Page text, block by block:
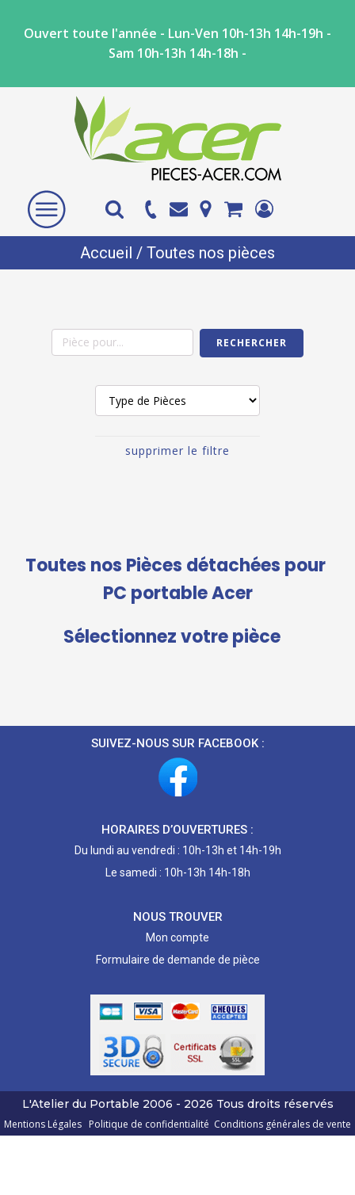
Ouvert toute l'année - Lun-Ven 10h-13h 14h-19h -
Sam 10h-13h 14h-18h -
Accueil / Toutes nos pièces
supprimer le filtre
RECHERCHER
Toutes nos Pièces détachées pour
PC portable Acer
Sélectionnez votre pièce
SUIVEZ-NOUS SUR FACEBOOK :
HORAIRES D’OUVERTURES :
Du lundi au vendredi : 10h-13h et 14h-19h
Le samedi : 10h-13h 14h-18h
NOUS TROUVER
Mon compte
Formulaire de demande de pièce
L'Atelier du Portable 2006 - 2026 Tous droits réservés
Mentions Légales Politique de confidentialité Conditions générales de vente